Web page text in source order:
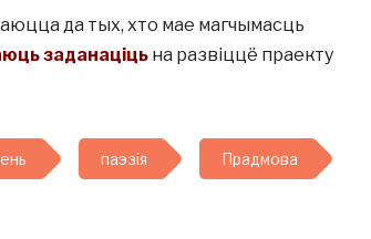
да тых, хто мае магчымасць
заданаціцьна развіццё праекту
паэзія Прадмова